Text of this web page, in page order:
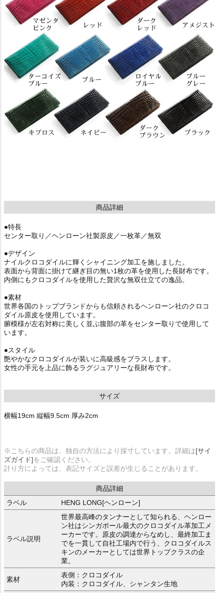
商品詳細
●特長
センター取り／ヘンローン社製原皮／一枚革／無双
●デザイン
ナイルクロコダイルに輝くシャイニング加工を施しました。
表面から背面に掛けて継ぎ目の無い1枚の革を使用した長財布です。
内側にもクロコダイルを使用した贅沢な無双仕立ての逸品。
●素材
世界各国のトップブランドからも信頼されるヘンローン社のクロコ
ダイル原皮を使用しています。
腑模様が左右対称に美しく並ぶ腹部の革をセンター取りで使用して
います。
●スタイル
艶やかなクロコダイルが装いに高級感をプラスします。
女性の手元を上品に飾るラグジュアリーな長財布です。
サイズ
横幅19cm 縦幅9.5cm 厚み2cm
※こちらの商品は、独自の方法により採寸しています。詳細は[サイ
ズガイド]をご確認ください。
計り方によっては、表記サイズと誤差が生じることがあります。
商品詳細
ラベル
HENG LONG[ヘンローン]
ラベル説明
世界最高峰のタンナーとして知られる、ヘンロー
ン社はシンガポール最大のクロコダイル革加工メ
ーカーです。原皮の調達からなめし、最終加工ま
でを一貫して自社工場内で行う、クロコダイルス
キンのメーカーとしては世界トップクラスの企
業。
素材
表側：クロコダイル
内装：クロコダイル、シャンタン生地